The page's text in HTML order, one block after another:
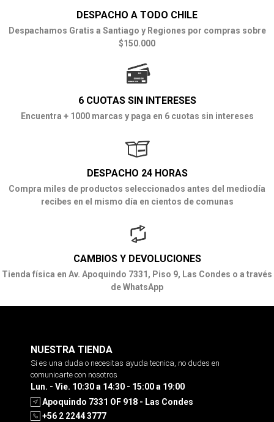
DESPACHO A TODO CHILE
Despachamos Gratis a Santiago y Regiones por compras sobre
$150.000
6 CUOTAS SIN INTERESES
Encuentra + 1000 marcas y paga en 6 cuotas sin intereses
DESPACHO 24 HORAS
Compra miles de productos seleccionados antes del mediodía
recibes en el mismo día en cientos de comunas
CAMBIOS Y DEVOLUCIONES
Tienda física en Av. Apoquindo 7331, Piso 9, Las Condes o a través
de WhatsApp
NUESTRA TIENDA
Si es una duda o necesitas ayuda tecnica, no dudes en
comunicarte con nosotros
Lun. - Vie. 10:30 a 14:30 - 15:00 a 19:00
Apoquindo 7331 OF 918 - Las Condes
+56 2 2244 3777